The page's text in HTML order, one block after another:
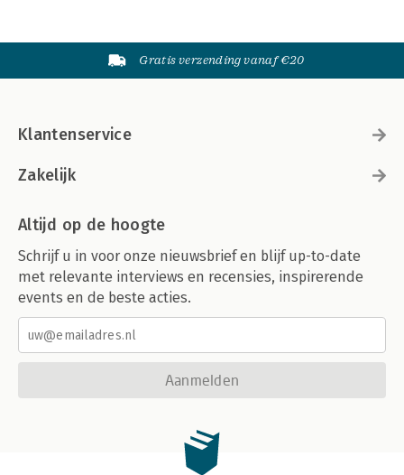
Gratis verzending vanaf €20
Klantenservice
Zakelijk
Altijd op de hoogte
Schrijf u in voor onze nieuwsbrief en blijf up-to-date
met relevante interviews en recensies, inspirerende
events en de beste acties.
Aanmelden